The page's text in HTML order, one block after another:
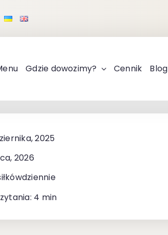
Gdzie dowozimy? Cennik Blog
2025
2026
4 min